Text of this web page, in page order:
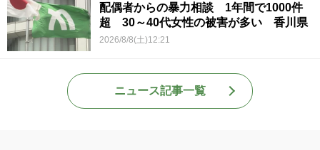
配偶者からの暴力相談 1年間で1000件
超 30～40代女性の被害が多い 香川県
2026/8/8(土)12:21
ニュース記事一覧